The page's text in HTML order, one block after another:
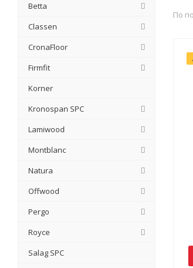
По
Betta
Classen
CronaFloor
Firmfit
Korner
Kronospan SPC
Lamiwood
Montblanc
Natura
Offwood
Pergo
Royce
Salag SPC